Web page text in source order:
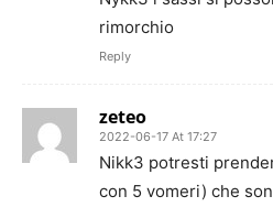
rimorchio
Reply
zeteo
2022-06-17 At 17:27
Nikk3 potresti
con 5 vomeri) che